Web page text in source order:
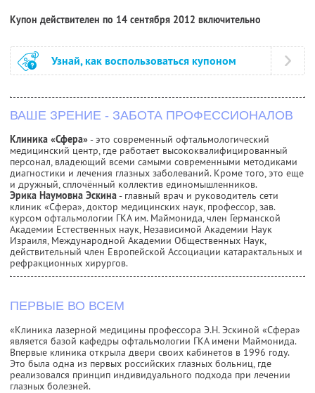
Купон действителен по 14 сентября 2012 включительно
Узнай, как воспользоваться купоном
ВАШЕ ЗРЕНИЕ - ЗАБОТА ПРОФЕССИОНАЛОВ
Клиника «Сфера»- это современный офтальмологический
медицинский центр, где работает высококвалифицированный
персонал, владеющий всеми самыми современными методиками
диагностики и лечения глазных заболеваний. Кроме того, это еще
и дружный, сплочённый коллектив единомышленников.
Эрика Наумовна Эскина- главный врач и руководитель сети
клиник «Сфера», доктор медицинских наук, профессор, зав.
курсом офтальмологии ГКА им. Маймонида, член Германской
Академии Естественных наук, Независимой Академии Наук
Израиля, Международной Академии Общественных Наук,
действительный член Европейской Ассоциации катарактальных и
рефракционных хирургов.
ПЕРВЫЕ ВО ВСЕМ
«Клиника лазерной медицины профессора Э.Н. Эскиной «Сфера»
является базой кафедры офтальмологии ГКА имени Маймонида.
Впервые клиника открыла двери своих кабинетов в 1996 году.
Это была одна из первых российских глазных больниц, где
реализовался принцип индивидуального подхода при лечении
глазных болезней.